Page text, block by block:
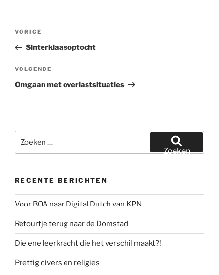
Bericht
Vorig
bericht
VORIGE
Sinterklaasoptocht
Volgend
bericht
VOLGENDE
Omgaan met overlastsituaties
naar:
Zoeken
RECENTE BERICHTEN
Voor BOA naar Digital Dutch van KPN
Retourtje terug naar de Domstad
Die ene leerkracht die het verschil maakt?!
Prettig divers en religies